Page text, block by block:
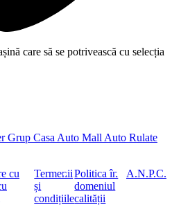
care să se potrivească cu selecția
Grup Casa Auto Mall Auto Rulate
cu
Termenii
și
condițiile
Politica în
domeniul
calității
A.N.P.C.